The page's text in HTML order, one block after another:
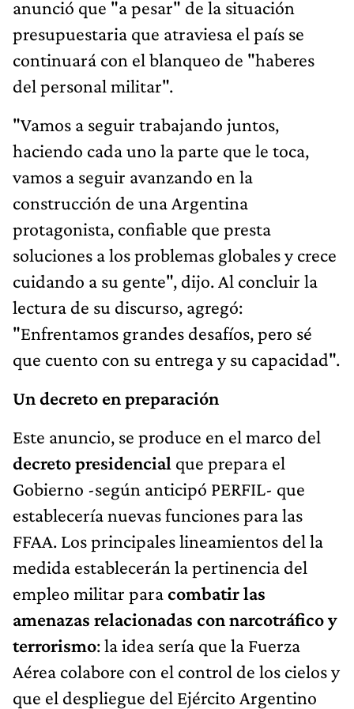
anunció que "a pesar" de la situación
presupuestaria que atraviesa el país se
continuará con el blanqueo de "haberes
del personal militar".
"Vamos a seguir trabajando juntos,
haciendo cada uno la parte que le toca,
vamos a seguir avanzando en la
construcción de una Argentina
protagonista, confiable que presta
soluciones a los problemas globales y crece
cuidando a su gente", dijo. Al concluir la
lectura de su discurso, agregó:
"Enfrentamos grandes desafíos, pero sé
que cuento con su entrega y su capacidad".
Un decreto en preparación
Este anuncio, se produce en el marco del
decreto presidencial que prepara el
Gobierno -según anticipó PERFIL- que
establecería nuevas funciones para las
FFAA. Los principales lineamientos del la
medida establecerán la pertinencia del
empleo militar paracombatir las
amenazas relacionadas con narcotráfico y
terrorismo: la idea sería que la Fuerza
Aérea colabore con el control de los cielos y
que el despliegue del Ejército Argentino